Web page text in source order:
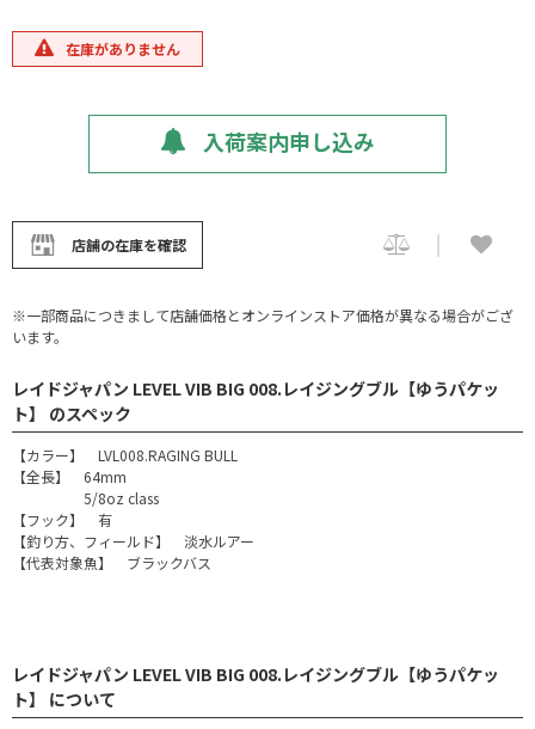
在庫がありません
入荷案内申し込み
店舗の在庫を確認
※一部商品につきまして店舗価格とオンラインストア価格が異なる場合がござ
います。
レイドジャパン LEVEL VIB BIG 008.レイジングブル【ゆうパケッ
ト】 のスペック
【カラー】 LVL008.RAGING BULL
【全長】 64mm
5/8oz class
【フック】 有
【釣り方、フィールド】 淡水ルアー
【代表対象魚】 ブラックバス
レイドジャパン LEVEL VIB BIG 008.レイジングブル【ゆうパケッ
ト】 について